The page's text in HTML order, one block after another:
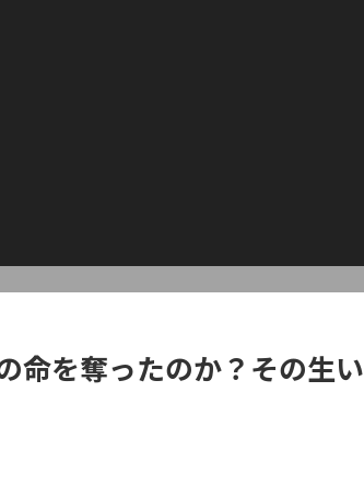
命を奪ったのか？その生い